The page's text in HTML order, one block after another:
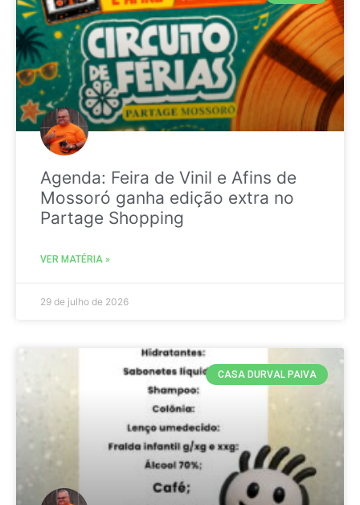
Agenda: Feira de Vinil e Afins de
Mossoró ganha edição extra no
Partage Shopping
VER MATÉRIA »
29 de julho de 2026
CASA DURVAL PAIVA